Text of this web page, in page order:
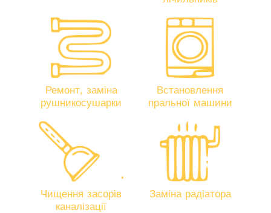
Ремонт, заміна
рушникосушарки
Встановлення
пральної машини
Чищення засорів
каналізації
Заміна радіатора